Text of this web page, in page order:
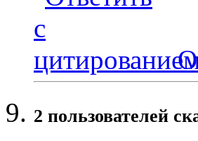
2 пользователей